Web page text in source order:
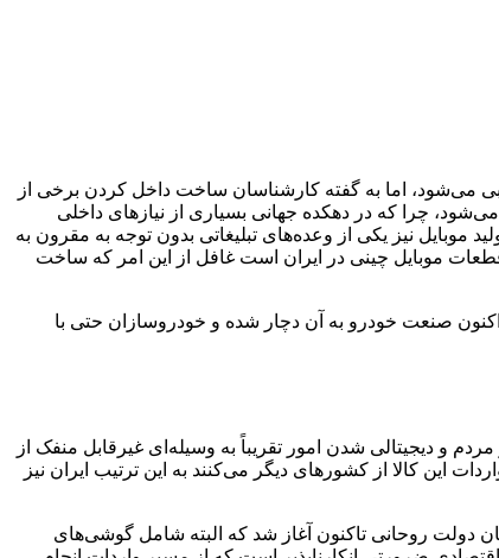
می‌شود، اما به گفته کارشناسان ساخت داخل کردن برخی از
چرا که در دهکده جهانی بسیاری از نیازهای داخلی
نیز یکی از وعده‌های تبلیغاتی بدون توجه به مقرون به
موبایل چینی در ایران است غافل از این امر که ساخت
صنعت خودرو به آن دچار شده و خودروسازان حتی با
و دیجیتالی شدن امور تقریباً به وسیله‌ای غیرقابل منفک از
این کالا از کشورهای دیگر می‌کنند به این ترتیب ایران نیز
کشور از زمان دولت روحانی تاکنون آغاز شد که البته شامل گوشی‌های